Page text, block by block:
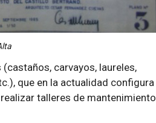
carvayos, laureles,
que en la actualidad configura
talleres de mantenimiento